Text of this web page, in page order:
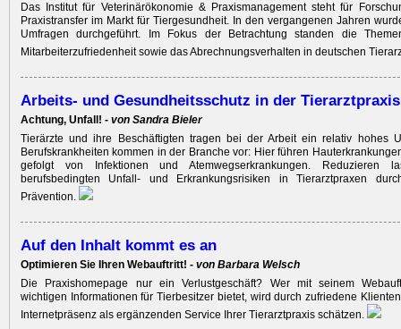
Das Institut für Veterinärökonomie & Praxismanagement steht für
Praxistransfer im Markt für Tiergesundheit. In den vergangenen Jahren
Umfragen durchgeführt. Im Fokus der Betrachtung standen die
Mitarbeiterzufriedenheit sowie das Abrechnungsverhalten in deutschen
Arbeits- und Gesundheitsschutz in der Tierarztpraxis
Achtung, Unfall! - von Sandra Bieler
Tierärzte und ihre Beschäftigten tragen bei der Arbeit ein relativ hohes
Berufskrankheiten kommen in der Branche vor: Hier führen
gefolgt von Infektionen und Atemwegserkrankungen. Reduzieren
berufsbedingten Unfall- und Erkrankungs­risiken in Tierarztpraxen
Prävention.
Auf den Inhalt kommt es an
Optimieren Sie Ihren Webauftritt! - von Barbara Welsch
Die Praxishomepage nur ein Verlustgeschäft? Wer mit seinem
wichtigen Informationen für Tierbesitzer bietet, wird durch zufriedene
Internetpräsenz als ergänzenden Service Ihrer Tierarztpraxis schätzen.